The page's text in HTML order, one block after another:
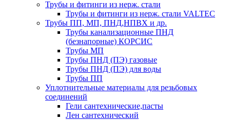
Трубы и фитинги из нерж. стали
Трубы и фитинги из нерж. стали VALTEC
Трубы ПП, МП, ПНД,НПВХ и др.
Трубы канализационные ПНД
(безнапорные) КОРСИС
Трубы МП
Трубы ПНД (ПЭ) газовые
Трубы ПНД (ПЭ) для воды
Трубы ПП
Уплотнительные материалы для резьбовых
соединений
Гели сантехнические,пасты
Лен сантехнический